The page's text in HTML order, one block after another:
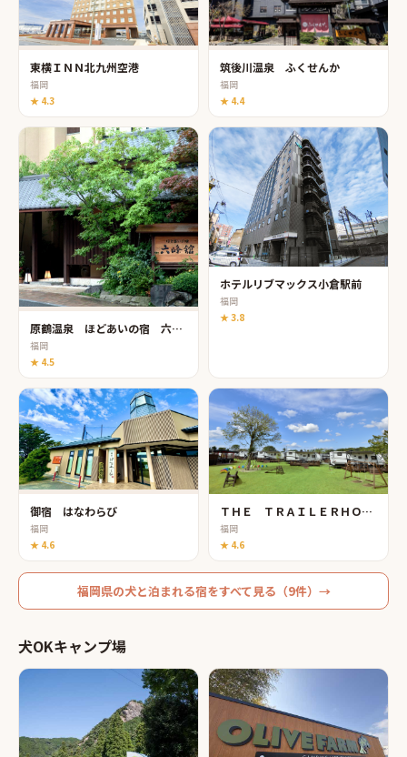
東横ＩＮＮ北九州空港
福岡
★ 4.3
筑後川温泉 ふくせんか
福岡
★ 4.4
原鶴温泉 ほどあいの宿 六峰舘
福岡
★ 4.5
ホテルリブマックス小倉駅前
福岡
★3.8
御宿 はなわらび
福岡
★ 4.6
ＴＨＥ ＴＲＡＩＬＥＲＨＯＵＳＥ ＶＩＬＬＡＧＥ 大牟田 ＳＰＡ
福岡
★ 4.6
福岡県の犬と泊まれる宿をすべて見る（9件）→
犬OKキャンプ場